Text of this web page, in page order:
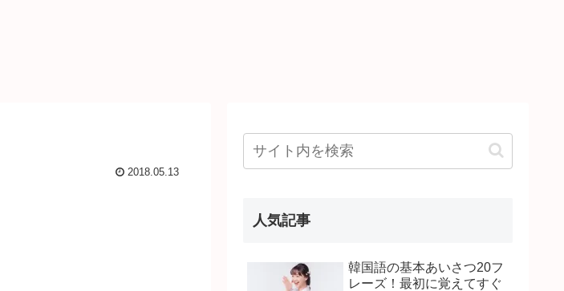
2018.05.13
人気記事
韓国語の基本あいさつ20フ
レーズ！最初に覚えてすぐ